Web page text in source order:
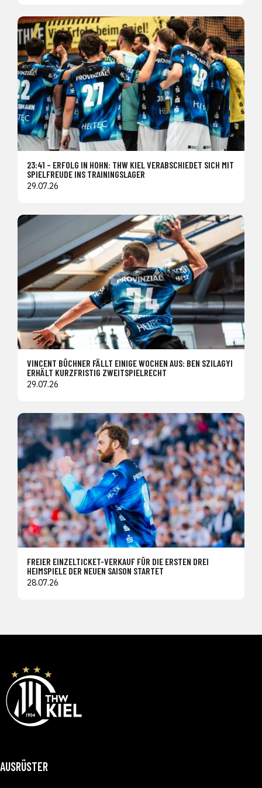
23:41 – ERFOLG IN HOHN: THW KIEL VERABSCHIEDET SICH MIT
SPIELFREUDE INS TRAININGSLAGER
29.07.26
VINCENT BÜCHNER FÄLLT EINIGE WOCHEN AUS: BEN SZILAGYI
ERHÄLT KURZFRISTIG ZWEITSPIELRECHT
29.07.26
FREIER EINZELTICKET-VERKAUF FÜR DIE ERSTEN DREI
HEIMSPIELE DER NEUEN SAISON STARTET
28.07.26
AUSRÜSTER